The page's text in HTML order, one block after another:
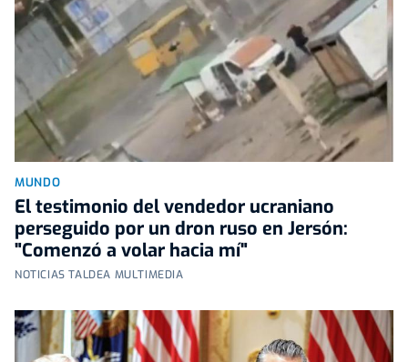
MUNDO
El testimonio del vendedor ucraniano
perseguido por un dron ruso en Jersón:
"Comenzó a volar hacia mí"
NOTICIAS TALDEA MULTIMEDIA